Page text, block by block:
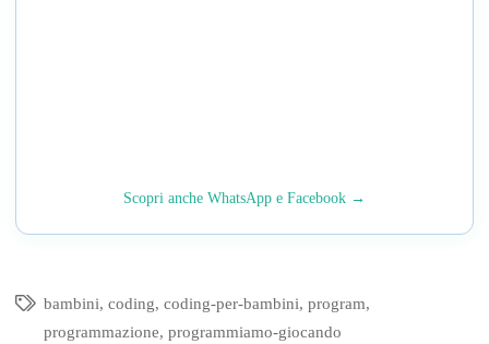
Scopri anche WhatsApp e Facebook →
bambini,coding,coding-per-bambini,program,
programmazione,programmiamo-giocando